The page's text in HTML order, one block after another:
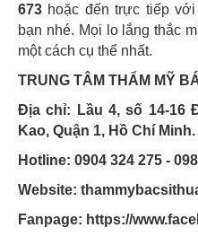
673 hoặc đến trực tiếp
bạn nhé. Mọi lo lắng thắc
một cách cụ thể nhất.
TRUNG TÂM THẨM MỸ
Địa chỉ: Lầu 4, số 14-16
Kao, Quận 1, Hồ Chí Minh.
Hotline: 0904 324 275 -
Website:
Fanpage: https://